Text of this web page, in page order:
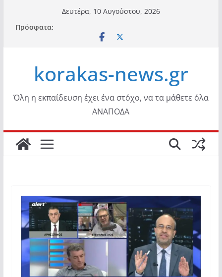
περιεχόμενο
Δευτέρα, 10 Αυγούστου, 2026
Πρόσφατα:
korakas-news.gr
Όλη η εκπαίδευση έχει ένα στόχο, να τα μάθετε όλα
ΑΝΑΠΟΔΑ